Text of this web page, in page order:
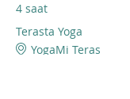
4 saat
Terasta Yoga
YogaMi Teras